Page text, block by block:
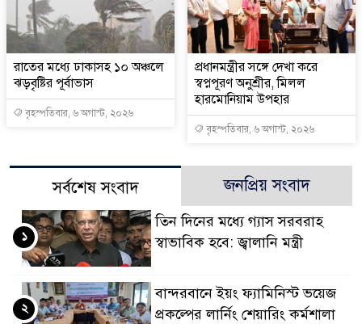
রাতের মধ্যে ঢাকাসহ ১০ অঞ্চলে
ঝড়বৃষ্টির পূর্বাভাস
বৃহস্পতিবার, ৬ অগাস্ট, ২০২৬
প্রধানমন্ত্রীর সঙ্গে দেখা করে
স্বপ্নপূরণ অনুশ্রীর, মিলল
হারমোনিয়াম উপহার
বৃহস্পতিবার, ৬ অগাস্ট, ২০২৬
সর্বশেষ সংবাদ জনপ্রিয় সংবাদ
তিন দিনের মধ্যে গ্যাস সরবরাহ
স্বাভাবিক হবে: জ্বালানি মন্ত্রী
১
বান্দরবানে ইয়ং ফ্যামিনিস্ট ভয়েজ
প্রকল্পের লার্নিং শেয়ারিং কর্মশালা
২